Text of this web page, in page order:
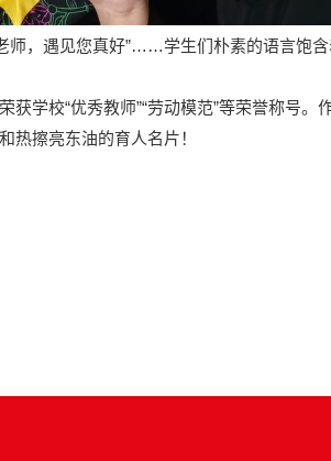
师，遇见您真好”……学生们朴素的语言饱
学校“优秀教师”“劳动模范”等荣誉称号。
热擦亮东油的育人名片！